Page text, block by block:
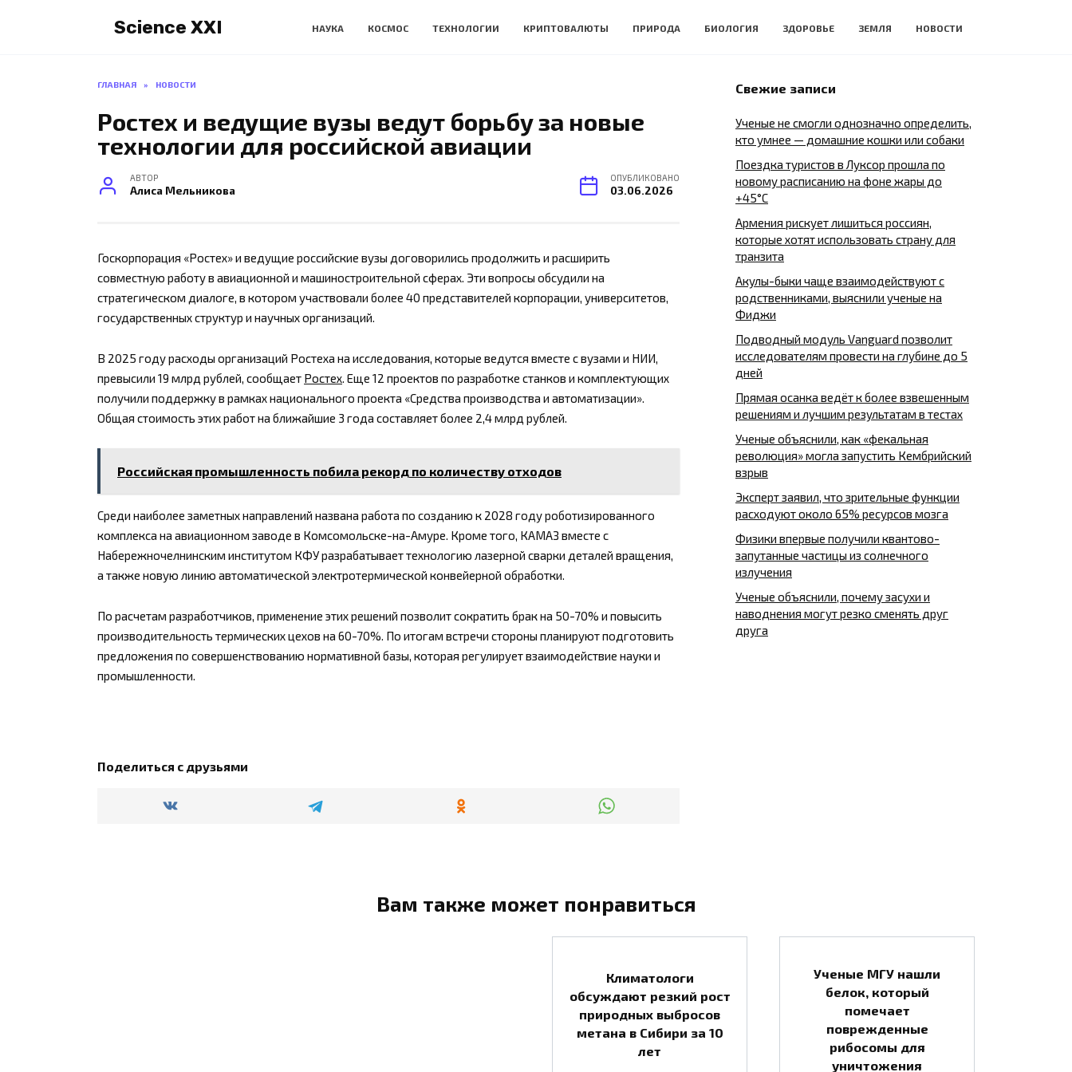
Science XXI НАУКА КОСМОС ТЕХНОЛОГИИ КРИПТОВАЛЮТЫ ПРИРОДА БИОЛОГИЯ ЗДОРОВЬЕ ЗЕМЛЯ НОВОСТИ
ГЛАВНАЯ » НОВОСТИ
Ростех и ведущие вузы ведут борьбу за новые
технологии для российской авиации
АВТОР
Алиса Мельникова
ОПУБЛИКОВАНО
03.06.2026
Госкорпорация «Ростех» и ведущие российские вузы договорились продолжить и расширить
совместную работу в авиационной и машиностроительной сферах. Эти вопросы обсудили на
стратегическом диалоге, в котором участвовали более 40 представителей корпорации, университетов,
государственных структур и научных организаций.
В 2025 году расходы организаций Ростеха на исследования, которые ведутся вместе с вузами и НИИ,
превысили 19 млрд рублей, сообщает Ростех. Еще 12 проектов по разработке станков и комплектующих
получили поддержку в рамках национального проекта «Средства производства и автоматизации».
Общая стоимость этих работ на ближайшие 3 года составляет более 2,4 млрд рублей.
Российская промышленность побила рекорд по количеству отходов
Среди наиболее заметных направлений названа работа по созданию к 2028 году роботизированного
комплекса на авиационном заводе в Комсомольске-на-Амуре. Кроме того, КАМАЗ вместе с
Набережночелнинским институтом КФУ разрабатывает технологию лазерной сварки деталей вращения,
а также новую линию автоматической электротермической конвейерной обработки.
По расчетам разработчиков, применение этих решений позволит сократить брак на 50-70% и повысить
производительность термических цехов на 60-70%. По итогам встречи стороны планируют подготовить
предложения по совершенствованию нормативной базы, которая регулирует взаимодействие науки и
промышленности.
Поделиться с друзьями
Свежие записи
Ученые не смогли однозначно определить,
кто умнее — домашние кошки или собаки
Поездка туристов в Луксор прошла по
новому расписанию на фоне жары до
+45°C
Армения рискует лишиться россиян,
которые хотят использовать страну для
транзита
Акулы-быки чаще взаимодействуют с
родственниками, выяснили ученые на
Фиджи
Подводный модуль Vanguard позволит
исследователям провести на глубине до 5
дней
Прямая осанка ведёт к более взвешенным
решениям и лучшим результатам в тестах
Ученые объяснили, как «фекальная
революция» могла запустить Кембрийский
взрыв
Эксперт заявил, что зрительные функции
расходуют около 65% ресурсов мозга
Физики впервые получили квантово-
запутанные частицы из солнечного
излучения
Ученые объяснили, почему засухи и
наводнения могут резко сменять друг
друга
Вам также может понравиться
Климатологи
обсуждают резкий рост
природных выбросов
метана в Сибири за 10
лет
Ученые МГУ нашли
белок, который
помечает
поврежденные
рибосомы для
уничтожения